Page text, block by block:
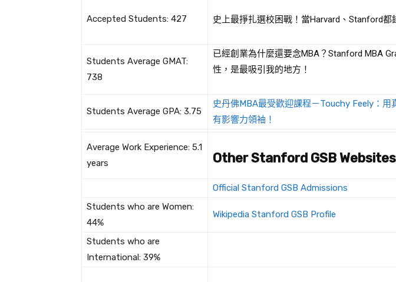
Accepted Students: 427 史上最掙扎選校困戰！當Harvard、Stanford都
Students Average GMAT:
738
已經創業為什麼還要念MBA？Stanford MBA
性，是最吸引我的地方！
Students Average GPA: 3.75
史丹佛MBA最受歡迎課程－Touchy Feely：用
有影響力領袖！
Average Work Experience: 5.1
years
Other Stanford GSB Websites
Official Stanford GSB Admissions
Students who are Women:
44%
Wikipedia Stanford GSB Profile
Students who are
International: 39%